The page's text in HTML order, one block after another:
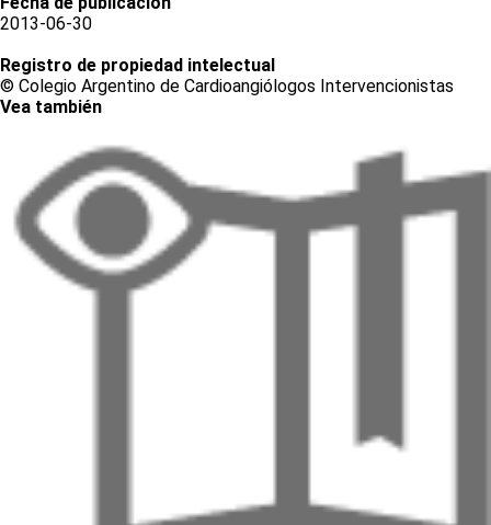
2013-06-30
Registro de propiedad intelectual
© Colegio Argentino de Cardioangiólogos Intervencionistas
Vea también